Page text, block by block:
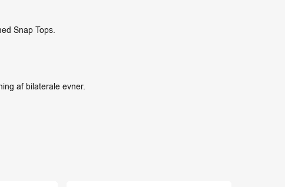
Snap Tops.
af bilaterale evner.